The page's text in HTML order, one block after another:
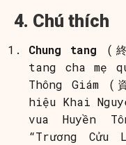
4. Chú thích
Chung tang (
tang cha mẹ
Thông Giám
hiệu Khai
vua Huyền
“Trương Cửu